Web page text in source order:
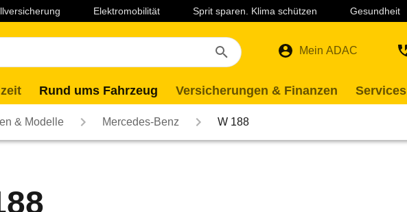
Elektromobilität Sprit sparen. Klima schützen Gesundheit
Mein ADAC
Rund ums Fahrzeug Versicherungen & Finanzen Services
& Modelle Mercedes-Benz W 188